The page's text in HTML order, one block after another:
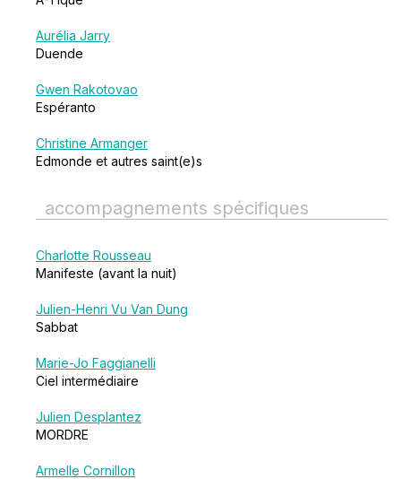
Aurélia Jarry
Duende
Gwen Rakotovao
Espéranto
Christine Armanger
Edmonde et autres saint(e)s
accompagnements spécifiques
Charlotte Rousseau
Manifeste (avant la nuit)
Julien-Henri Vu Van Dung
Sabbat
Marie-Jo Faggianelli
Ciel intermédiaire
Julien Desplantez
MORDRE
Armelle Cornillon